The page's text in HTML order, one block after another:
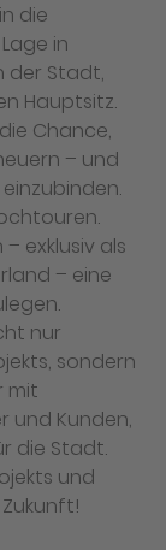
die
in
der Stadt,
Hauptsitz.
Chance,
– und
exklusiv als
– eine
nur
sondern
mit
und Kunden,
die Stadt.
und